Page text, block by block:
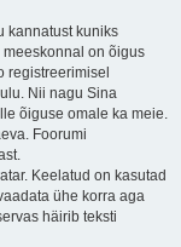
kannatust kuniks
on õigus
registreerimisel
Nii nagu Sina
õiguse omale ka meie.
Foorumi
Keelatud on kasutad
ühe korra aga
häirib teksti